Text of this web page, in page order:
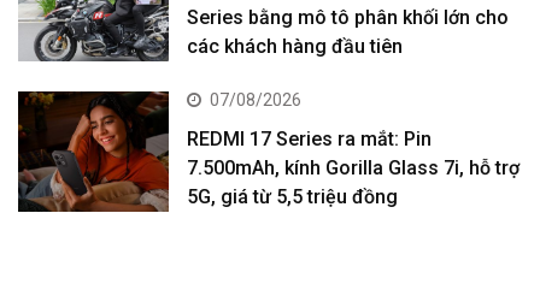
Series bằng mô tô phân khối lớn cho
các khách hàng đầu tiên
07/08/2026
REDMI 17 Series ra mắt: Pin
7.500mAh, kính Gorilla Glass 7i, hỗ trợ
5G, giá từ 5,5 triệu đồng